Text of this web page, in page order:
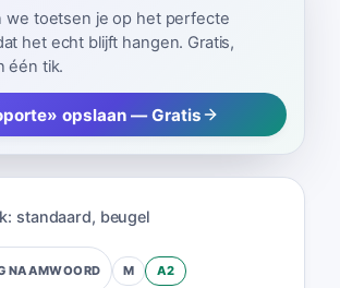
we toetsen je op het perfecte
het echt blijft hangen. Gratis,
één tik.
opslaan — Gratis
standaard, beugel
NAAMWOORD M A2